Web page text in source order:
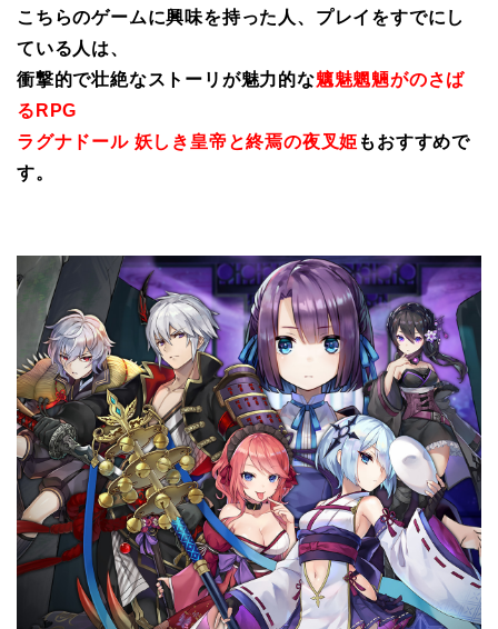
こちらのゲームに興味を持った人、プレイをすでにし
ている人は、
衝撃的で壮絶なストーリが魅力的な魑魅魍魎がのさば
るRPG
ラグナドール 妖しき皇帝と終焉の夜叉姫 もおすすめで
す。